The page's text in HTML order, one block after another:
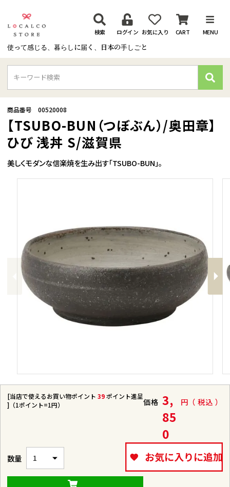
使って感じる、暮らしに届く、日本の手しごと
検索 ログイン お気に入り CART MENU
検
索
Previous
Next
美しくモダンな信楽焼を生み出す「TSUBO-BUN」。
【TSUBO-BUN（つぼぶん）/奥田章】
ひび 浅丼 S/滋賀県
商品番号 00520008
[当店で使えるお買い物ポイント 39ポイント進呈
]（1ポイント=1円）
価格 3,
85
0
税込
お気に入りに追加